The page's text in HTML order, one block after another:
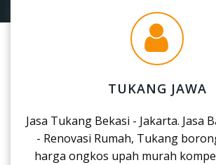
TUKANG JAWA
Jasa Tukang Bekasi - Jakarta. Jasa
- Renovasi Rumah, Tukang
harga ongkos upah murah